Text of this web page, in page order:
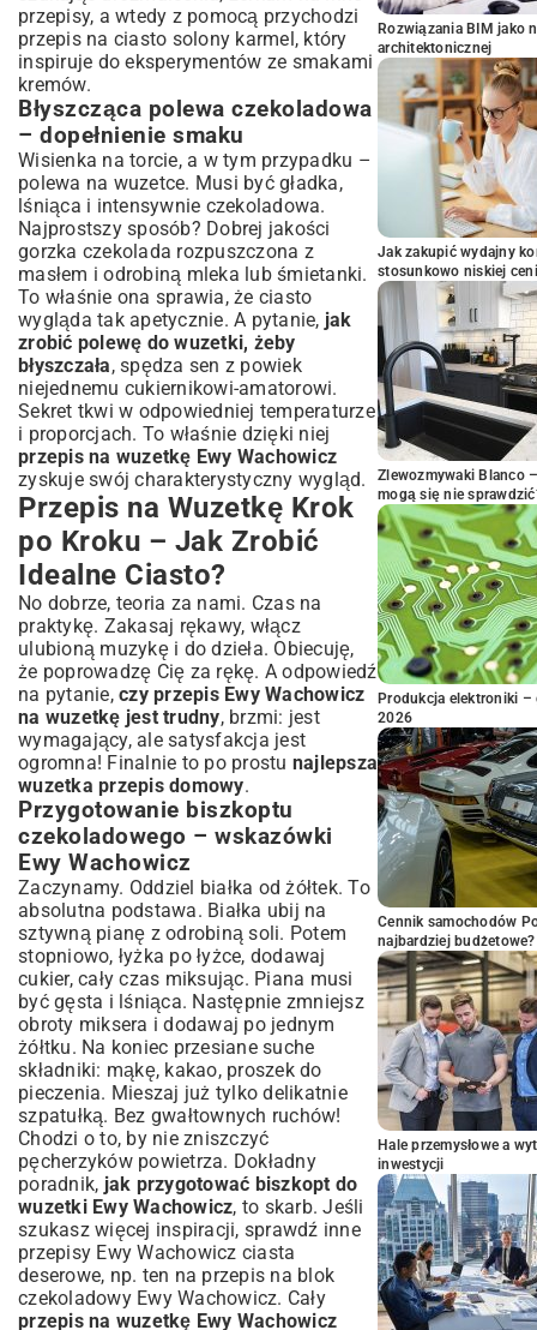
przepisy, a wtedy z pomocą przychodzi
przepis na ciasto solony karmel, który
inspiruje do eksperymentów ze smakami
kremów.
Błyszcząca polewa czekoladowa
– dopełnienie smaku
Wisienka na torcie, a w tym przypadku –
polewa na wuzetce. Musi być gładka,
lśniąca i intensywnie czekoladowa.
Najprostszy sposób? Dobrej jakości
gorzka czekolada rozpuszczona z
masłem i odrobiną mleka lub śmietanki.
To właśnie ona sprawia, że ciasto
wygląda tak apetycznie. A pytanie, jak
zrobić polewę do wuzetki, żeby
błyszczała, spędza sen z powiek
niejednemu cukiernikowi-amatorowi.
Sekret tkwi w odpowiedniej temperaturze
i proporcjach. To właśnie dzięki niej
przepis na wuzetkę Ewy Wachowicz
zyskuje swój charakterystyczny wygląd.
Przepis na Wuzetkę Krok
po Kroku – Jak Zrobić
Idealne Ciasto?
No dobrze, teoria za nami. Czas na
praktykę. Zakasaj rękawy, włącz
ulubioną muzykę i do dzieła. Obiecuję,
że poprowadzę Cię za rękę. A odpowiedź
na pytanie, czy przepis Ewy Wachowicz
na wuzetkę jest trudny, brzmi: jest
wymagający, ale satysfakcja jest
ogromna! Finalnie to po prostu najlepsza
wuzetka przepis domowy.
Przygotowanie biszkoptu
czekoladowego – wskazówki
Ewy Wachowicz
Zaczynamy. Oddziel białka od żółtek. To
absolutna podstawa. Białka ubij na
sztywną pianę z odrobiną soli. Potem
stopniowo, łyżka po łyżce, dodawaj
cukier, cały czas miksując. Piana musi
być gęsta i lśniąca. Następnie zmniejsz
obroty miksera i dodawaj po jednym
żółtku. Na koniec przesiane suche
składniki: mąkę, kakao, proszek do
pieczenia. Mieszaj już tylko delikatnie
szpatułką. Bez gwałtownych ruchów!
Chodzi o to, by nie zniszczyć
pęcherzyków powietrza. Dokładny
poradnik, jak przygotować biszkopt do
wuzetki Ewy Wachowicz, to skarb. Jeśli
szukasz więcej inspiracji, sprawdź inne
przepisy Ewy Wachowicz ciasta
deserowe, np. ten na przepis na blok
czekoladowy Ewy Wachowicz. Cały
przepis na wuzetkę Ewy Wachowicz
Rozwiązania BIM jako
architektonicznej
Jak zakupić wydajny
stosunkowo niskiej
Zlewozmywaki Blanco
mogą się nie
Produkcja elektroniki –
2026
Cennik samochodów
najbardziej budżetowe?
Hale przemysłowe a
inwestycji